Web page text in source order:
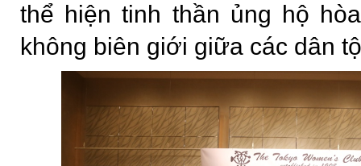
thể hiện tinh thần ủng hộ
không biên giới giữa các dân